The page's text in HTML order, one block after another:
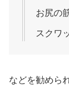
お尻の
スクワ
などを勧めら